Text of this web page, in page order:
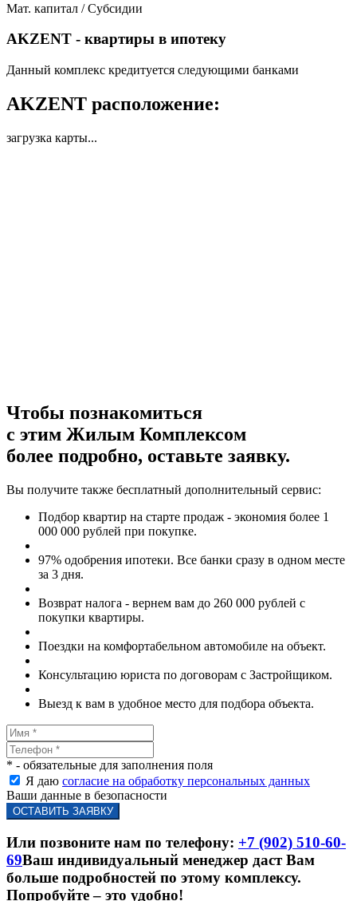
Мат. капитал / Субсидии
AKZENT - квартиры в ипотеку
Данный комплекс кредитуется следующими банками
AKZENT расположение:
загрузка карты...
Чтобы познакомиться
с этим Жилым Комплексом
более подробно, оставьте заявку.
Вы получите также бесплатный дополнительный сервис:
Подбор квартир на старте продаж - экономия более 1
000 000 рублей при покупке.
97% одобрения ипотеки. Все банки сразу в одном месте
за 3 дня.
Возврат налога - вернем вам до 260 000 рублей с
покупки квартиры.
Поездки на комфортабельном автомобиле на объект.
Консультацию юриста по договорам с Застройщиком.
Выезд к вам в удобное место для подбора объекта.
* - обязательные для заполнения поля
Я даю согласие на обработку персональных данных
Ваши данные в безопасности
Или позвоните нам по телефону: +7 (902) 510-60-
69Ваш индивидуальный менеджер даст Вам
больше подробностей по этому комплексу.
Попробуйте – это удобно!